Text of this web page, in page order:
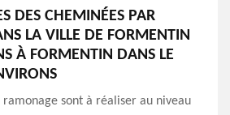
DES CHEMINÉES PAR
LA VILLE DE FORMENTIN
À FORMENTIN DANS LE
ramonage sont à réaliser au niveau